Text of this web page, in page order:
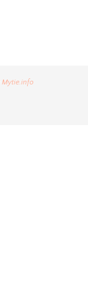
Mytie.info